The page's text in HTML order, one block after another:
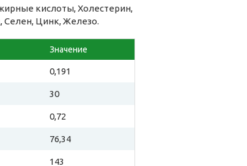
кислоты, Холестерин,
Селен, Цинк, Железо.
Значение
0,191
30
0,72
76,34
143